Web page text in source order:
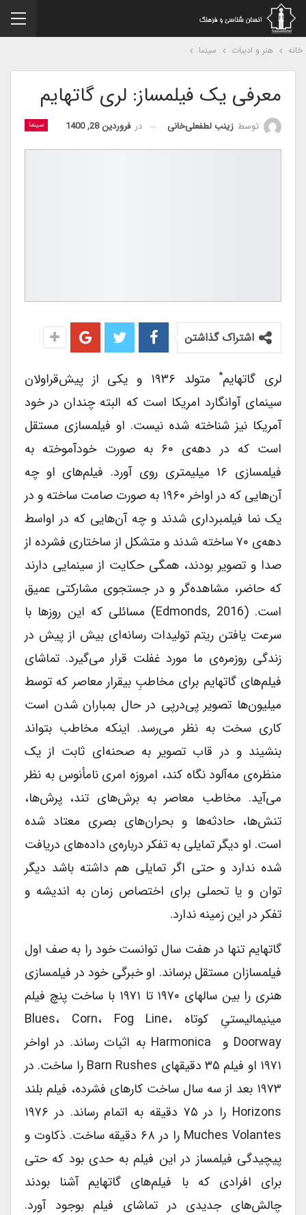
هنر و ادبیات سینما
معرفی یک فیلمساز: لری گاتهایم
سینما توسطزینب لطفعلی‌خانی درفروردین 28, 1400
اشتراک گذاشتن
لری گاتهایم*
متولد ۱۹۳۶ و یکی از پیش‌قراولان
سینمای آوانگارد امریکا است که البته چندان در خود
آمریکا نیز شناخته شده نیست. او فیلمسازی مستقل
است که در دهه‎‌ی ۶۰ به صورت خودآموخته به
فیلمسازی ۱۶ میلیمتری روی آورد. فیلم‌‎های او چه
آن‌‎هایی که در اواخر ۱۹۶۰ به صورت صامت ساخته و در
یک نما فیلمبرداری شدند و چه آن‌‎هایی که در اواسط
دهه‌‎ی ۷۰ ساخته شدند و متشکل از ساختاری فشرده از
صدا و تصویر بودند، همگی حکایت از سینمایی دارند
که حاضر، مشاهده‎‌گر و در جستجوی مشارکتی عمیق
است. (Edmonds, 2016) مسائلی که این روزها با
سرعت یافتن ریتم تولیدات رسانه‌‎ای بیش از پیش در
زندگی روزمره‎‌ی ما مورد غفلت قرار می‎‌گیرد. تماشای
فیلم‌‎های گاتهایم برای مخاطبِ بی‎قرار معاصر که توسط
میلیون‌‎ها تصویر پی‌‎درپی در حال بمباران شدن است
کاری سخت به نظر می‌‎رسد. اینکه مخاطب بتواند
بنشیند و در قاب تصویر به صحنه‌‎ای ثابت از یک
منظره‌‎ی مه‌‎آلود نگاه کند، امروزه امری نامأنوس به نظر
می‌‎آید. مخاطب معاصر به برش‌‎های تند، پرش‌‎ها،
تنش‌‎ها، حادثه‌‎ها و بحران‌‎های بصری معتاد شده
است. او دیگر تمایلی به تفکر درباره‌‎ی داده‌‎های دریافت
شده ندارد و حتی اگر تمایلی هم داشته باشد دیگر
توان و یا تحملی برای اختصاص زمان به اندیشه و
تفکر در این زمینه ندارد.
گاتهایم تنها در هفت سال توانست خود را به صف اول
فیلمسازان مستقل برساند. او خبرگی خود در فیلمسازی
هنری را بین سال‎های ۱۹۷۰ تا ۱۹۷۱ با ساخت پنچ فیلم
مینیمالیستیِ کوتاه Blues، Corn، Fog Line،
Doorway و Harmonica به اثبات رساند. در اواخر
۱۹۷۱ او فیلم ۳۵ دقیقه‎ای Barn Rushes را ساخت. در
۱۹۷۳ بعد از سه سال ساخت کارهای فشرده، فیلم بلند
Horizons را در ۷۵ دقیقه به اتمام رساند. در ۱۹۷۶
Muches Volantes را در ۶۸ دقیقه ساخت. ذکاوت و
پیچیدگی فیلمساز در این فیلم به حدی بود که حتی
برای افرادی که با فیلم‌‎های گاتهایم آشنا بودند
چالش‌‎های جدیدی در تماشای فیلم بوجود آورد.